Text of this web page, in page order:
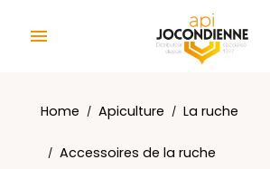

Home Apiculture La ruche
Accessoires de la ruche